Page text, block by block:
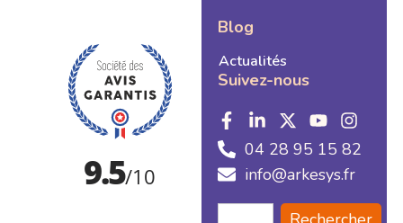
Blog
Actualités
Suivez-nous
04 28 95 15 82
info@arkesys.fr